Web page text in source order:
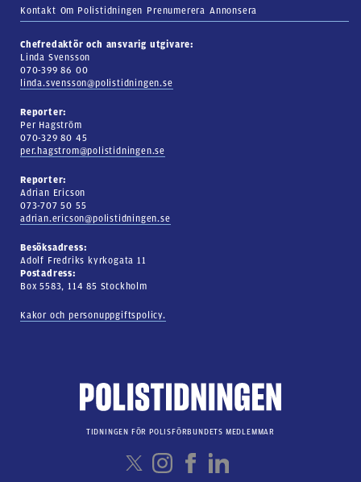
Kontakt Om Polistidningen Prenumerera Annonsera
Chefredaktör och ansvarig utgivare:
Linda Svensson
070-399 86 00
linda.svensson@polistidningen.se
Reporter:
Per Hagström
070-329 80 45
per.hagstrom@polistidningen.se
Reporter:
Adrian Ericson
073-707 50 55
adrian.ericson@polistidningen.se
Besöksadress:
Adolf Fredriks kyrkogata 11
Postadress:
Box 5583, 114 85 Stockholm
Kakor och personuppgiftspolicy.
TIDNINGEN FÖR POLISFÖRBUNDETS MEDLEMMAR